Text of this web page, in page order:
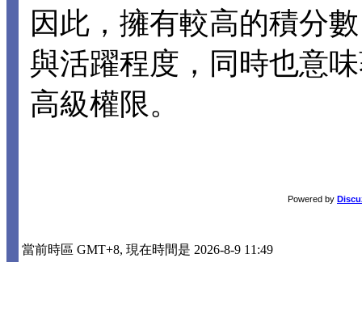
因此，擁有較高的積分
與活躍程度，同時也意
高級權限。
Powered by
當前時區 GMT+8, 現在時間是 2026-8-9 11:49